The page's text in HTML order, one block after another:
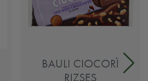
BAULI CIOCORÌ
RIZSES